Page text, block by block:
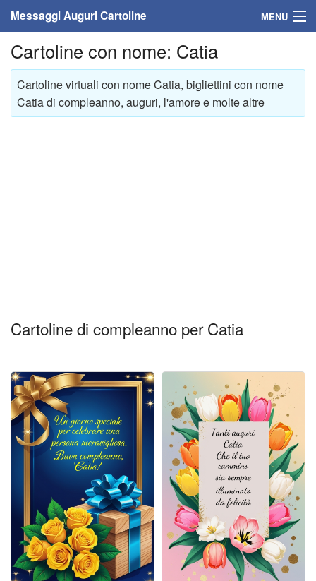
Messaggi Auguri Cartoline MENU
Home
Messaggi
Cartoline
Cartoline giorni settimana
Cartoline musicali
Cartoline animate
Accedi
Cartoline con nome: Catia
Cartoline virtuali con nome Catia, bigliettini con nome
Catia di compleanno, auguri, l'amore e molte altre
Cartoline di compleanno per Catia